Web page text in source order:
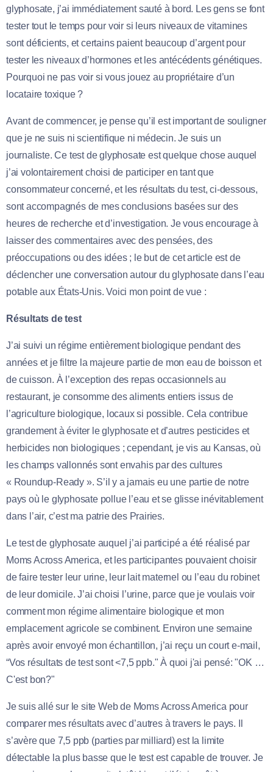
glyphosate, j’ai immédiatement sauté à bord. Les gens se font
tester tout le temps pour voir si leurs niveaux de vitamines
sont déficients, et certains paient beaucoup d’argent pour
tester les niveaux d’hormones et les antécédents génétiques.
Pourquoi ne pas voir si vous jouez au propriétaire d’un
locataire toxique ?
Avant de commencer, je pense qu’il est important de souligner
que je ne suis ni scientifique ni médecin. Je suis un
journaliste. Ce test de glyphosate est quelque chose auquel
j’ai volontairement choisi de participer en tant que
consommateur concerné, et les résultats du test, ci-dessous,
sont accompagnés de mes conclusions basées sur des
heures de recherche et d’investigation. Je vous encourage à
laisser des commentaires avec des pensées, des
préoccupations ou des idées ; le but de cet article est de
déclencher une conversation autour du glyphosate dans l’eau
potable aux États-Unis. Voici mon point de vue :
Résultats de test
J’ai suivi un régime entièrement biologique pendant des
années et je filtre la majeure partie de mon eau de boisson et
de cuisson. À l’exception des repas occasionnels au
restaurant, je consomme des aliments entiers issus de
l’agriculture biologique, locaux si possible. Cela contribue
grandement à éviter le glyphosate et d’autres pesticides et
herbicides non biologiques ; cependant, je vis au Kansas, où
les champs vallonnés sont envahis par des cultures
« Roundup-Ready ». S’il y a jamais eu une partie de notre
pays où le glyphosate pollue l’eau et se glisse inévitablement
dans l’air, c’est ma patrie des Prairies.
Le test de glyphosate auquel j’ai participé a été réalisé par
Moms Across America, et les participantes pouvaient choisir
de faire tester leur urine, leur lait maternel ou l’eau du robinet
de leur domicile. J’ai choisi l’urine, parce que je voulais voir
comment mon régime alimentaire biologique et mon
emplacement agricole se combinent. Environ une semaine
après avoir envoyé mon échantillon, j’ai reçu un court e-mail,
“Vos résultats de test sont <7,5 ppb." À quoi j'ai pensé: "OK …
C'est bon?"
Je suis allé sur le site Web de Moms Across America pour
comparer mes résultats avec d’autres à travers le pays. Il
s’avère que 7,5 ppb (parties par milliard) est la limite
détectable la plus basse que le test est capable de trouver. Je